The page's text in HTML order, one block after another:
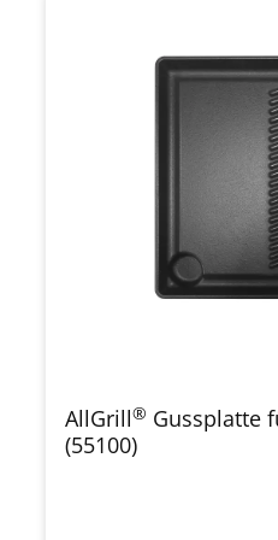
AllGrill® Gussplatte
(55100)